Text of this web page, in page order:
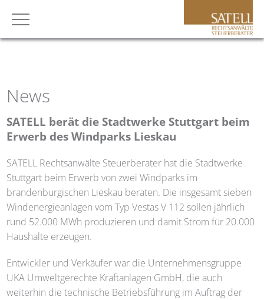
News
SATELL berät die Stadtwerke Stuttgart beim
Erwerb des Windparks Lieskau
SATELL Rechtsanwälte Steuerberater hat die Stadtwerke
Stuttgart beim Erwerb von zwei Windparks im
brandenburgischen Lieskau beraten. Die insgesamt sieben
Windenergieanlagen vom Typ Vestas V 112 sollen jährlich
rund 52.000 MWh produzieren und damit Strom für 20.000
Haushalte erzeugen.
Entwickler und Verkäufer war die Unternehmensgruppe
UKA Umweltgerechte Kraftanlagen GmbH, die auch
weiterhin die technische Betriebsführung im Auftrag der